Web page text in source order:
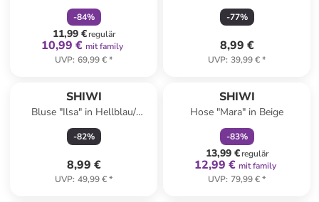
-84%
11,99 €regulär
10,99 € mit family
UVP: 69,99 €*
-77%
8,99 €
UVP: 39,99 €*
SHIWI
Bluse "Ilsa" in Hellblau/
Apricot
-82%
8,99 €
UVP: 49,99 €*
SHIWI
Hose "Mara" in Beige
-83%
13,99 €regulär
12,99 € mit family
UVP: 79,99 €*